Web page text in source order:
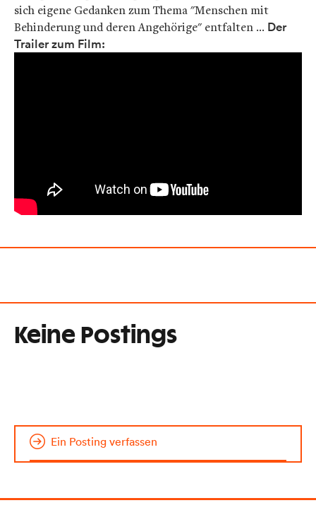
sich eigene Gedanken zum Thema "Menschen mit
Behinderung und deren Angehörige" entfalten ... Der
Trailer zum Film:
Keine Postings
Ein Posting verfassen